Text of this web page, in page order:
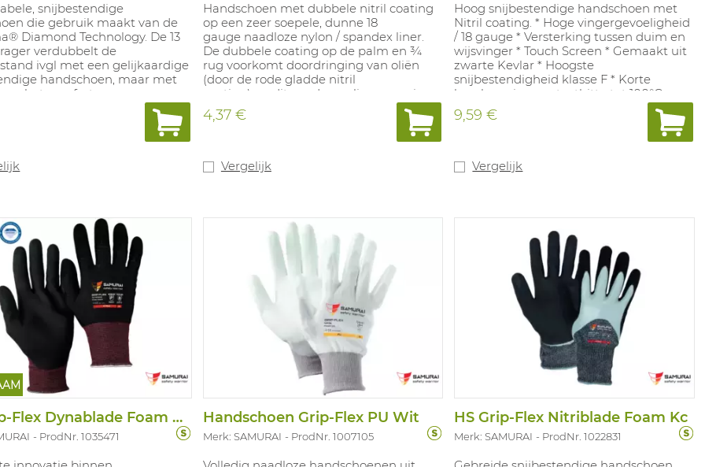
snijbestendige
die gebruik maakt van de
Diamond Technology. De 13
verdubbelt de
ivgl met een gelijkaardige
handschoen, maar met
het comfort
"fris" gevoel). De
(PU) coating geeft een
goede grip en is vrij van
van glasvezel waardoor de
risico’s en dit in een
zoals assemblage,
glasindustrie,
logistiek. Beschikbare
Handschoen met dubbele nitril coating
op een zeer soepele, dunne 18
gauge naadloze nylon / spandex liner.
De dubbele coating op de palm en ¾
rug voorkomt doordringing van oliën
(door de rode gladde nitril
coating) en dit zonder verlies aan grip
(door de zwarte nitril foam
coating). Hoogste bescherming tegen
overeenstemming met: EN388:2016:
4,37 €
Vergelijk
Hoog snijbestendige handschoen met
Nitril coating. * Hoge vingergevoeligheid
/ 18 gauge * Versterking tussen duim en
wijsvinger * Touch Screen * Gemaakt uit
zwarte Kevlar * Hoogste
snijbestendigheid klasse F * Korte
bescherming contacthitte tot 100°C
9,59 €
Vergelijk
HS Grip-Flex Dynablade Foam Black
ProdNr. 1035471
Handschoen Grip-Flex PU Wit
Merk: SAMURAI ProdNr. 1007105
HS Grip-Flex Nitriblade Foam Kc
Merk: SAMURAI ProdNr. 1022831